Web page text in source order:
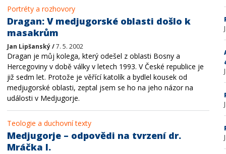
Portréty a rozhovory
Dragan: V medjugorské oblasti došlo k
masakrům
Jan Lipšanský /7. 5. 2002
Dragan je můj kolega, který odešel z oblasti Bosny a
Hercegoviny v době války v letech 1993. V České republice je
již sedm let. Protože je věřící katolík a bydlel kousek od
medjugorské oblasti, zeptal jsem se ho na jeho názor na
události v Medjugorje.
Teologie a duchovní texty
Medjugorje – odpovědi na tvrzení dr.
Mráčka I.